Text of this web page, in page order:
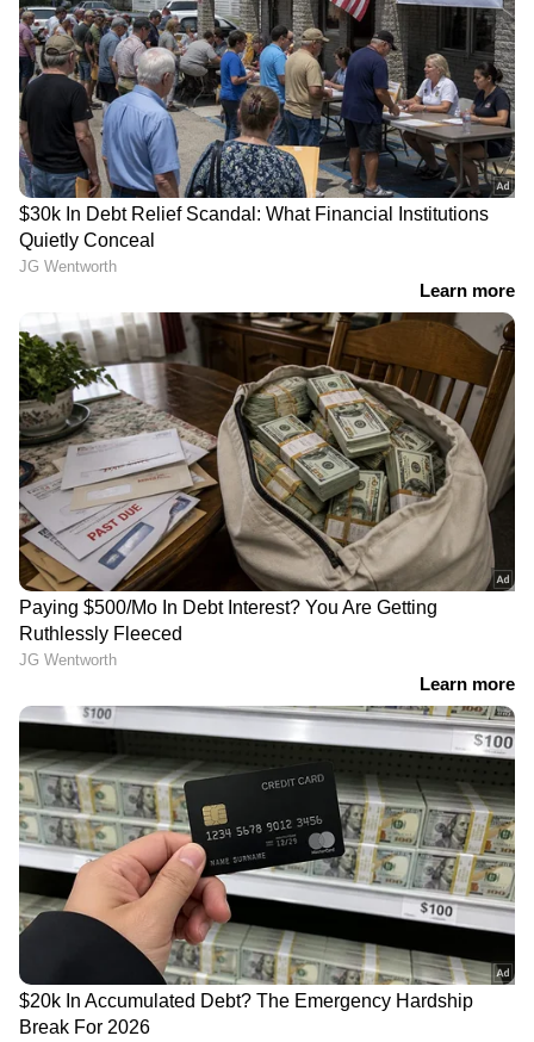
ഡിപ്രഷനെക്കുറിച്ച്
സംസാരിച്ച് തൻവി
വേദന'; നെടുമങ്ങാട്ടെ
ക്രൂരതയിൽ സൂര്യ
LATEST VIDEOS
ജലനിരപ്പ് കുറഞ്ഞെങ്കിലും ദുരിതം
ഒഴിയാതെ കുട്ടനാട്ടുകാര്‍; വെള്ളം
ഇറങ്ങാൻ ഇനിയും സമയമെടുക്കും
News@1PM | ഒരുമണി വാർത്ത
വിശദമായി | 08 August 2026